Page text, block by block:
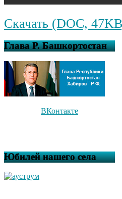
Скачать (DOC,
Глава Р. Башкортостан
ВКонтакте
Юбилей нашего села